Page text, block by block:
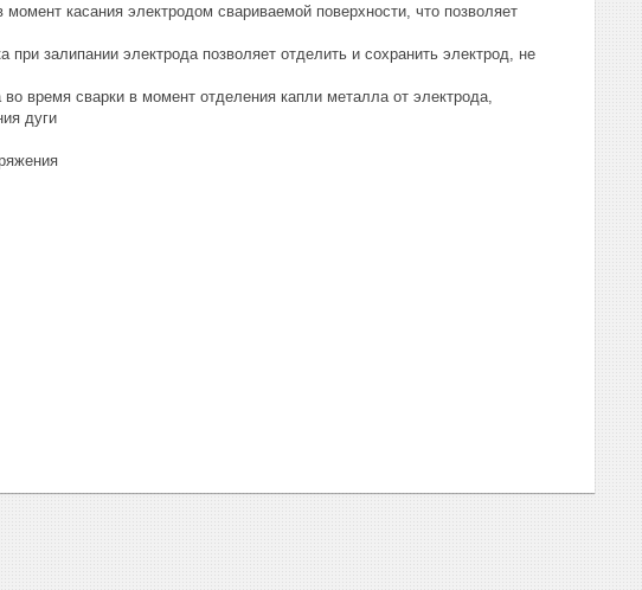
касания электродом свариваемой поверхности, что позволяет
залипании электрода позволяет отделить и сохранить электрод, не
время сварки в момент отделения капли металла от электрода,
дуги